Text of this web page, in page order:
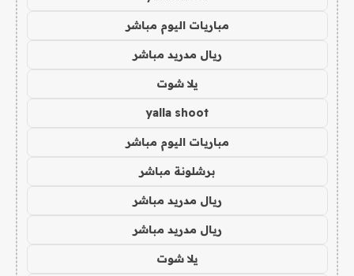
مباريات اليوم مباشر
ريال مدريد مباشر
يلا شوت
yalla shoot
مباريات اليوم مباشر
برشلونة مباشر
ريال مدريد مباشر
ريال مدريد مباشر
يلا شوت